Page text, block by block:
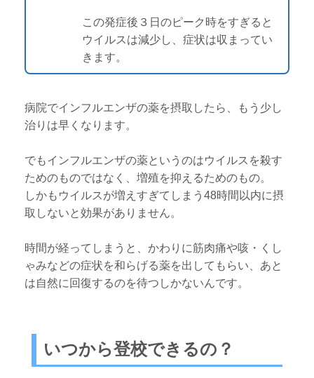
この発症後３日のピーク時をすぎると
ウイルスは減少し、症状は収まってい
きます。
病院でインフルエンザの薬を摂取したら、もう少し
治りは早くなります。
でもインフルエンザの薬というのはウイルスを殺す
ためのものではなく、増殖を抑えるためのもの。
しかもウイルスが増えすぎてしまう48時間以内に摂
取しないと効果がありません。
時間が経ってしまうと、かわりに筋肉痛や咳・くし
ゃみなどの症状を和らげる薬を出してもらい、あと
は自然に回復するのを待つしかないんです。
いつから登校できるの？